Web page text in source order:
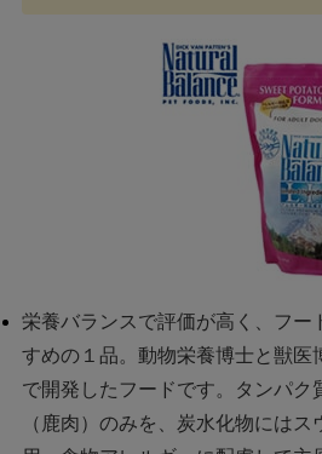
栄養バランスで評価が高く、フー
すめの１品。動物栄養博士と獣医
で開発したフードです。タンパク
（鹿肉）のみを、炭水化物には